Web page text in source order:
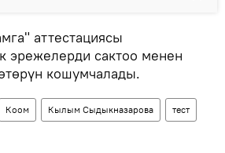
аттестациясы
эрежелерди сактоо менен
кошумчалады.
Коом Кылым Сыдыкназарова тест